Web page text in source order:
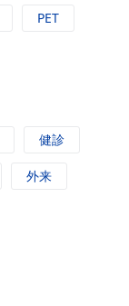
PET
健診
外来